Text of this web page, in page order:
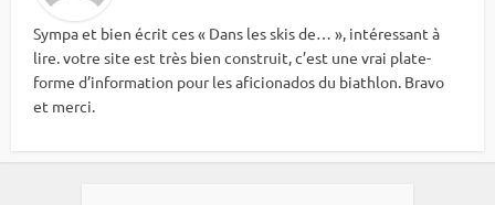
Sympa et bien écrit ces « Dans les skis de… », intéressant à
lire. votre site est très bien construit, c’est une vrai plate-
forme d’information pour les aficionados du biathlon. Bravo
et merci.